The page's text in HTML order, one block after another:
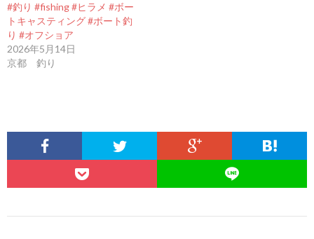
#釣り #fishing #ヒラメ #ボー
トキャスティング #ボート釣
り #オフショア
2026年5月14日
京都 釣り